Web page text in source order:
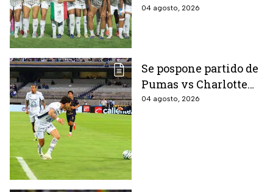
presea en los Juegos
04 agosto, 2026
Se pospone partido de
Pumas vs Charlotte
FC en el inicio de la
04 agosto, 2026